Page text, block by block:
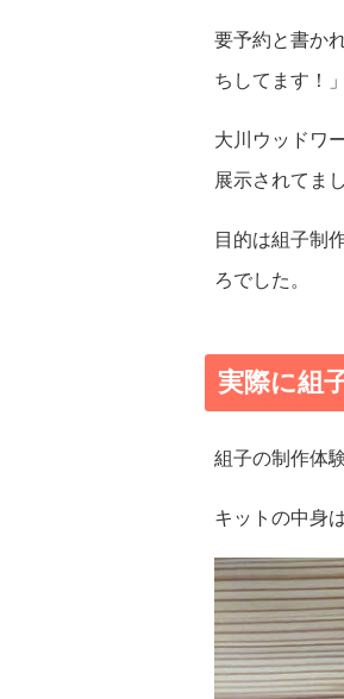
要予約と書か
ちしてます！
大川ウッドワ
展示されてまし
目的は組子制
ろでした。
実際に組
組子の制作体
キットの中身